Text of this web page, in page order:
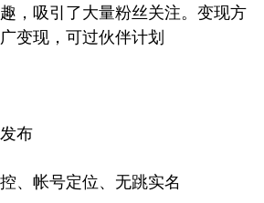
，吸引了大量粉丝关注。变现方
变现，可过伙伴计划
布
、帐号定位、无跳实名